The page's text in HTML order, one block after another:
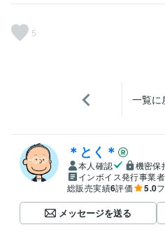
5
一覧に
＊とく＊
本人確認
機密保
インボイス発行事業者
総販売実績6評価 5.0
メッセージを送る